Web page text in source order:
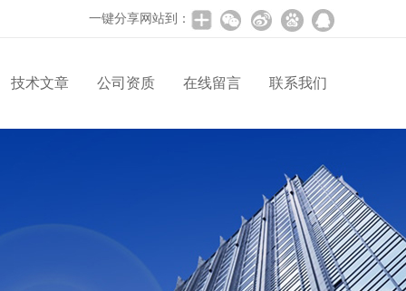
一键分享网站到：
技术文章 公司资质 在线留言 联系我们